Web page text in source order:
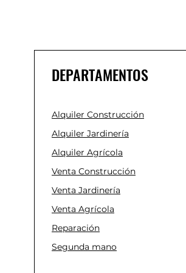
DEPARTAMENTOS
Alquiler Construcción
Alquiler Jardinería
Alquiler Agrícola
Venta Construcción
Venta Jardinería
Venta Agrícola
Reparación
Segunda mano